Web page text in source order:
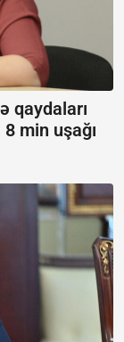
qaydaları
min uşağı